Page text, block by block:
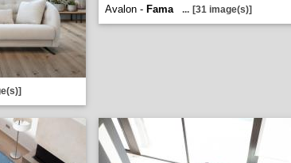
Avalon - Fama ... [31 image(s)]